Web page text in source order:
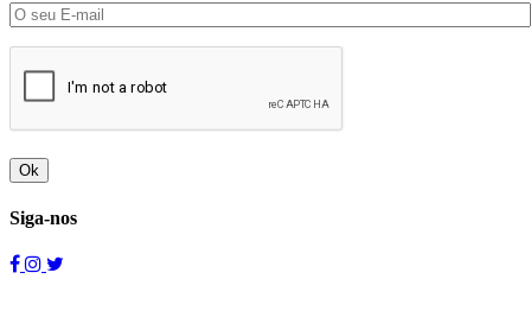
Ok
Siga-nos